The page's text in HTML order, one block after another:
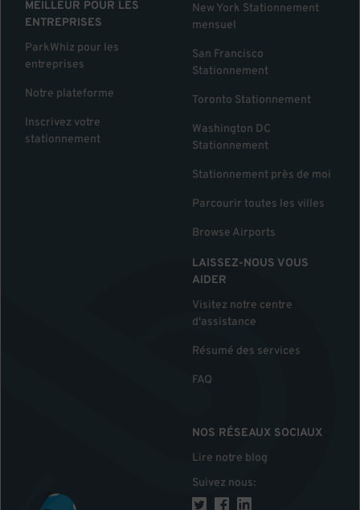
MEILLEUR POUR LES
ENTREPRISES
ParkWhiz pour les
entreprises
Notre plateforme
Inscrivez votre
stationnement
New York Stationnement
mensuel
San Francisco
Stationnement
Toronto Stationnement
Washington DC
Stationnement
Stationnement près de moi
Parcourir toutes les villes
Browse Airports
LAISSEZ-NOUS VOUS
AIDER
Visitez notre centre
d'assistance
Résumé des services
FAQ
NOS RÉSEAUX SOCIAUX
Lire notre blog
Suivez nous: